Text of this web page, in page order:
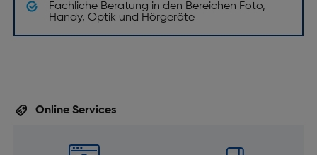
Fachliche Beratung in den Bereichen Foto,
Handy, Optik und Hörgeräte
Online Services